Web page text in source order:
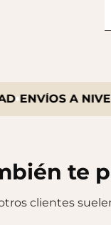
A NIVEL
te
clientes